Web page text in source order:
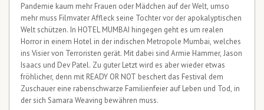
Pandemie kaum mehr Frauen oder Mädchen auf der Welt, umso
mehr muss Filmvater Affleck seine Tochter vor der apokalyptischen
Welt schützen. In HOTEL MUMBAI hingegen geht es um realen
Horror in einem Hotel in der indischen Metropole Mumbai, welches
ins Visier von Terroristen gerät. Mit dabei sind Armie Hammer, Jason
Isaacs und Dev Patel. Zu guter Letzt wird es aber wieder etwas
fröhlicher, denn mit READY OR NOT beschert das Festival dem
Zuschauer eine rabenschwarze Familienfeier auf Leben und Tod, in
der sich Samara Weaving bewähren muss.